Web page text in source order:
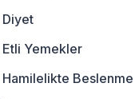
Diyet
Etli Yemekler
Hamilelikte Beslenme